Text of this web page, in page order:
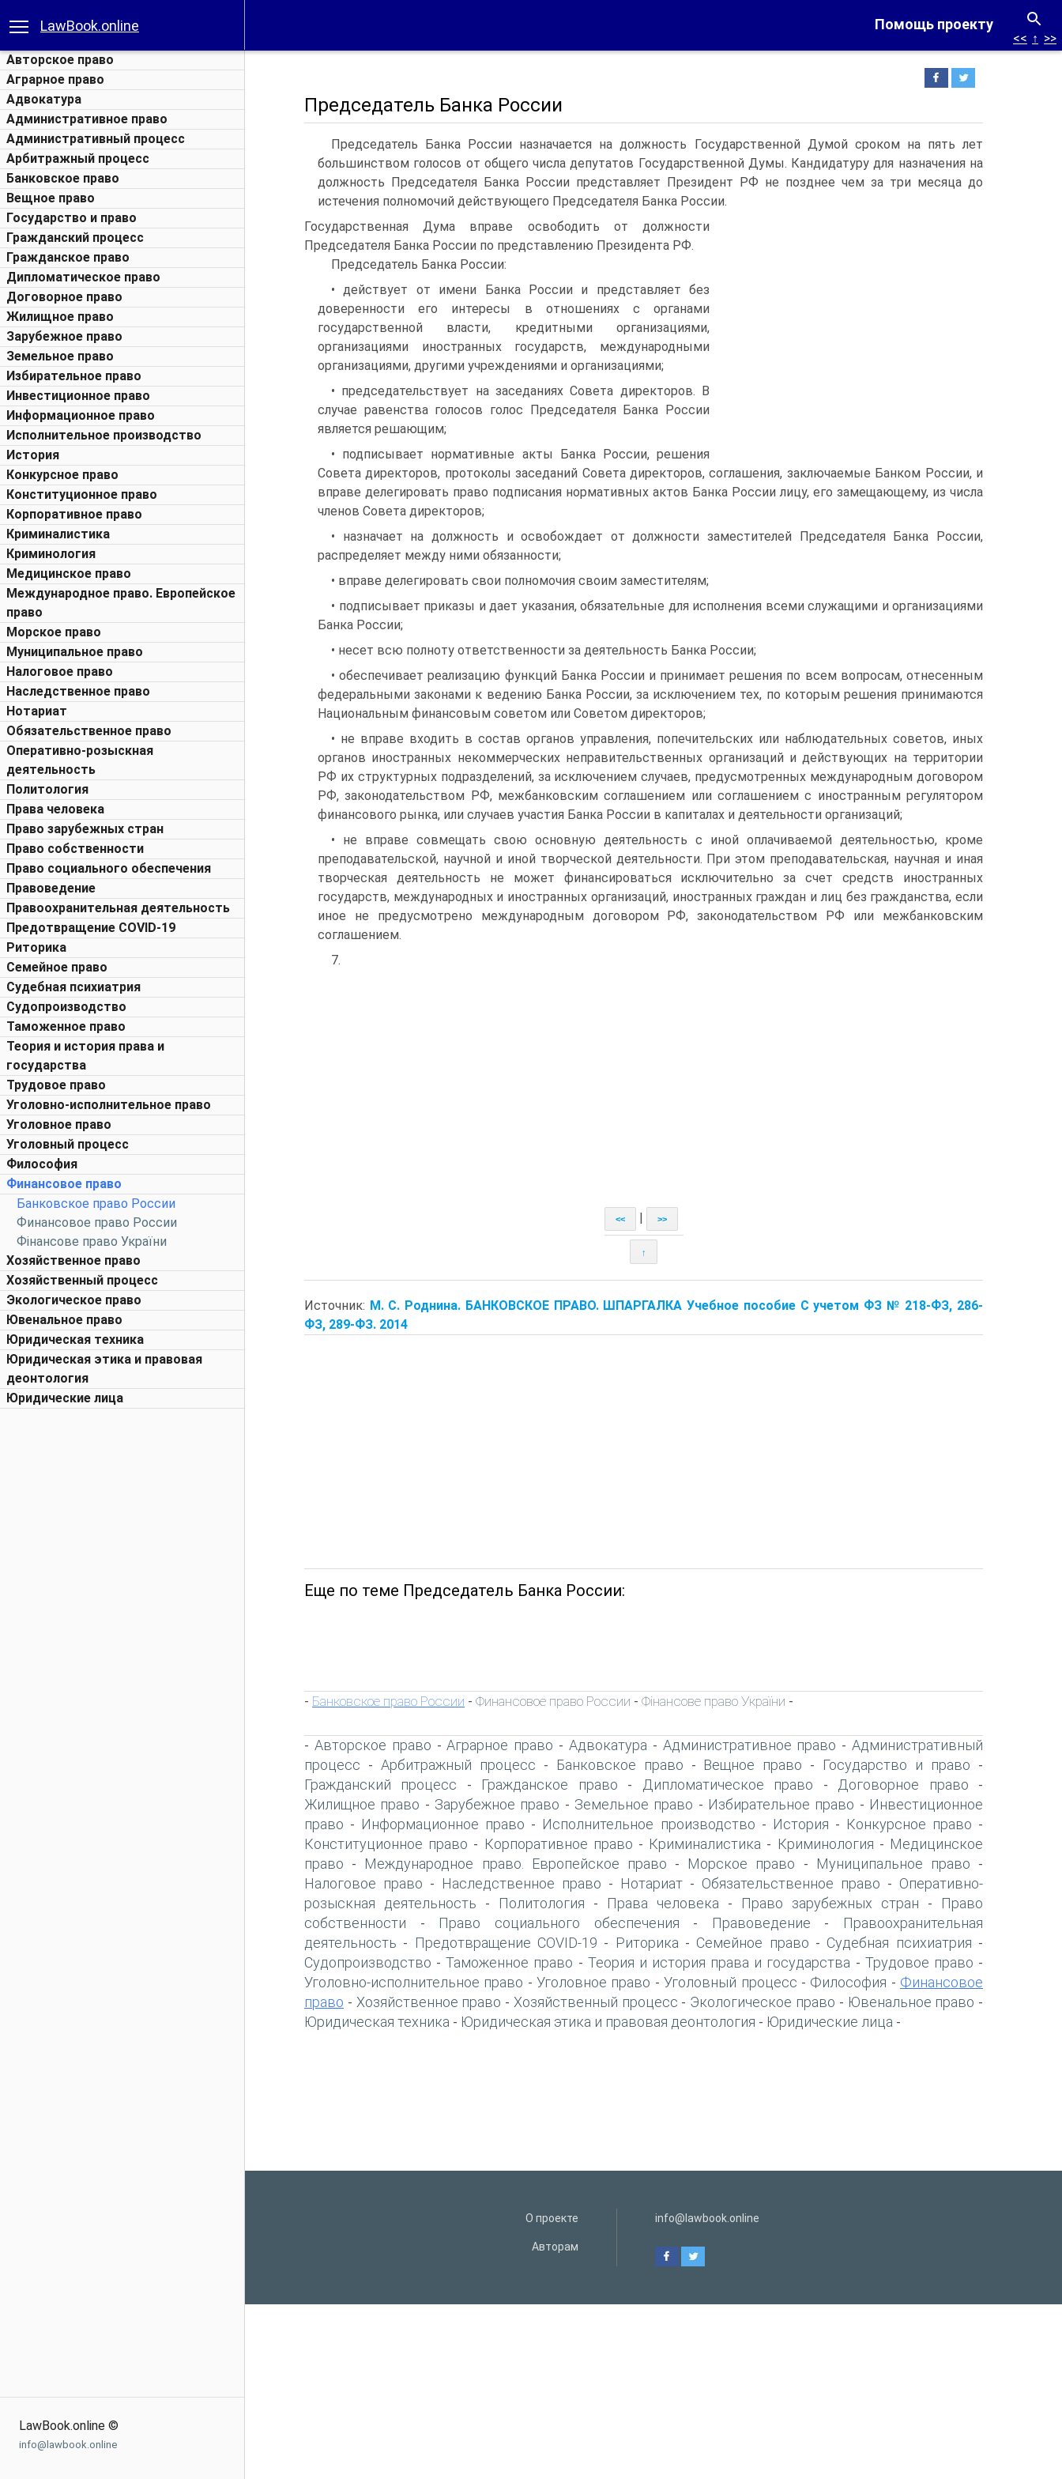
Помощь проекту
LawBook.online
Авторское право
Аграрное право
Адвокатура
Административное право
Административный процесс
Арбитражный процесс
Банковское право
Вещное право
Государство и право
Гражданский процесс
Гражданское право
Дипломатическое право
Договорное право
Жилищное право
Зарубежное право
Земельное право
Избирательное право
Инвестиционное право
Информационное право
Исполнительное производство
История
Конкурсное право
Конституционное право
Корпоративное право
Криминалистика
Криминология
Медицинское право
Международное право. Европейское
право
Морское право
Муниципальное право
Налоговое право
Наследственное право
Нотариат
Обязательственное право
Оперативно-розыскная
деятельность
Политология
Права человека
Право зарубежных стран
Право собственности
Право социального обеспечения
Правоведение
Правоохранительная деятельность
Предотвращение COVID-19
Риторика
Семейное право
Судебная психиатрия
Судопроизводство
Таможенное право
Теория и история права и
государства
Трудовое право
Уголовно-исполнительное право
Уголовное право
Уголовный процесс
Философия
Финансовое право
Банковское право России
Финансовое право России
Фінансове право України
Хозяйственное право
Хозяйственный процесс
Экологическое право
Ювенальное право
Юридическая техника
Юридическая этика и правовая
деонтология
Юридические лица
LawBook.online ©
info@lawbook.online
<< ↑ >>
Председатель Банка России
Председатель Банка России назначается на должность Государственной Думой сроком на пять лет
большинством голосов от общего числа депутатов Государственной Думы. Кандидатуру для назначения на
должность Председателя Банка России представляет Президент РФ не позднее чем за три месяца до
истечения полномочий действующего Председателя Банка России.
Государственная Дума вправе освободить от должности
Председателя Банка России по представлению Президента РФ.
Председатель Банка России:
• действует от имени Банка России и представляет без
доверенности его интересы в отношениях с органами
государственной власти, кредитными организациями,
организациями иностранных государств, международными
организациями, другими учреждениями и организациями;
• председательствует на заседаниях Совета директоров. В
случае равенства голосов голос Председателя Банка России
является решающим;
• подписывает нормативные акты Банка России, решения
Совета директоров, протоколы заседаний Совета директоров, соглашения, заключаемые Банком России, и
вправе делегировать право подписания нормативных актов Банка России лицу, его замещающему, из числа
членов Совета директоров;
• назначает на должность и освобождает от должности заместителей Председателя Банка России,
распределяет между ними обязанности;
• вправе делегировать свои полномочия своим заместителям;
• подписывает приказы и дает указания, обязательные для исполнения всеми служащими и организациями
Банка России;
• несет всю полноту ответственности за деятельность Банка России;
• обеспечивает реализацию функций Банка России и принимает решения по всем вопросам, отнесенным
федеральными законами к ведению Банка России, за исключением тех, по которым решения принимаются
Национальным финансовым советом или Советом директоров;
• не вправе входить в состав органов управления, попечительских или наблюдательных советов, иных
органов иностранных некоммерческих неправительственных организаций и действующих на территории
РФ их структурных подразделений, за исключением случаев, предусмотренных международным договором
РФ, законодательством РФ, межбанковским соглашением или соглашением с иностранным регулятором
финансового рынка, или случаев участия Банка России в капиталах и деятельности организаций;
• не вправе совмещать свою основную деятельность с иной оплачиваемой деятельностью, кроме
преподавательской, научной и иной творческой деятельности. При этом преподавательская, научная и иная
творческая деятельность не может финансироваться исключительно за счет средств иностранных
государств, международных и иностранных организаций, иностранных граждан и лиц без гражданства, если
иное не предусмотрено международным договором РФ, законодательством РФ или межбанковским
соглашением.
7.
<< >>
↑
Источник: М. С. Роднина. БАНКОВСКОЕ ПРАВО. ШПАРГАЛКА Учебное пособие С учетом ФЗ № 218-ФЗ, 286-
ФЗ, 289-ФЗ. 2014
Еще по теме Председатель Банка России:
- Банковское право России - Финансовое право России - Фінансове право України -
- Авторское право -Аграрное право - Адвокатура - Административное право -Административный
процесс - Арбитражный процесс - Банковское право - Вещное право - Государство и право -
Гражданский процесс - Гражданское право - Дипломатическое право - Договорное право -
Жилищное право - Зарубежное право - Земельное право - Избирательное право - Инвестиционное
право - Информационное право - Исполнительное производство - История - Конкурсное право -
Конституционное право - Корпоративное право - Криминалистика - Криминология - Медицинское
право - Международное право. Европейское право - Морское право - Муниципальное право -
Налоговое право - Наследственное право - Нотариат - Обязательственное право - Оперативно-
розыскная деятельность - Политология - Права человека - Право зарубежных стран -
Право
собственности - Право социального обеспечения - Правоведение -
Правоохранительная
деятельность - Предотвращение COVID-19 - Риторика - Семейное право - Судебная психиатрия -
Судопроизводство -Таможенное право - Теория и история права и государства - Трудовое право -
Уголовно-исполнительное право -Уголовное право -Уголовный процесс - Философия - Финансовое
право - Хозяйственное право - Хозяйственный процесс - Экологическое право - Ювенальное право -
Юридическая техника - Юридическая этика и правовая деонтология - Юридические лица -
О проекте
Авторам
info@lawbook.online